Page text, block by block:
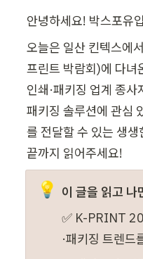
안녕하세요! 박스포유
오늘은 일산 킨텍스
프린트 박람회)에 다녀
인쇄·패키징 업계 종
패키징 솔루션에 관심
를 전달할 수 있는 생
끝까지 읽어주세요!
💡 이 글을 읽고 나
✅ K-PRINT
·패키징 트렌드